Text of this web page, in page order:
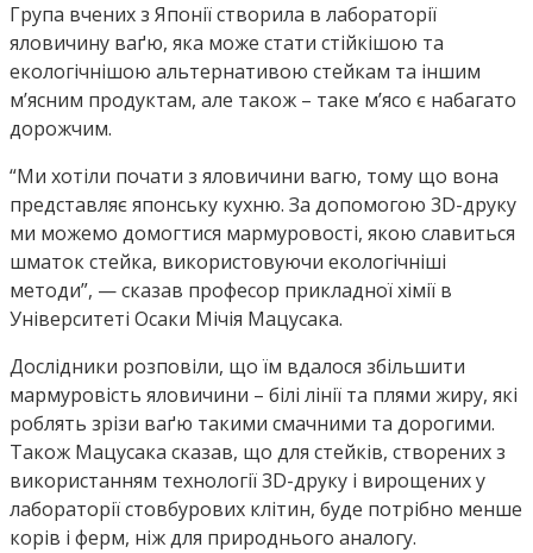
Група вчених з Японії створила в лабораторії
яловичину ваґю, яка може стати стійкішою та
екологічнішою альтернативою стейкам та іншим
м’ясним продуктам, але також – таке м’ясо є набагато
дорожчим.
“Ми хотіли почати з яловичини вагю, тому що вона
представляє японську кухню. За допомогою 3D-друку
ми можемо домогтися мармуровості, якою славиться
шматок стейка, використовуючи екологічніші
методи”, — сказав професор прикладної хімії в
Університеті Осаки Мічія Мацусака.
Дослідники розповіли, що їм вдалося збільшити
мармуровість яловичини – білі лінії та плями жиру, які
роблять зрізи ваґю такими смачними та дорогими.
Також Мацусака сказав, що для стейків, створених з
використанням технології 3D-друку і вирощених у
лабораторії стовбурових клітин, буде потрібно менше
корів і ферм, ніж для природнього аналогу.